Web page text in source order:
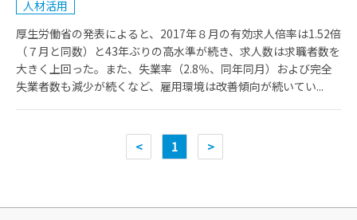
人材活用
厚生労働省の発表によると、2017年８月の有効求人倍率は1.52倍
（７月と同数）と43年ぶりの高水準が続き、求人数は求職者数を
大きく上回った。また、失業率（2.8％、同年同月）および完全
失業者数も減少が続くなど、雇用環境は改善傾向が続いてい...
< 1 >